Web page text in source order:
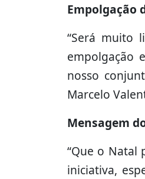
Empolgação
“Será muito
empolgação
nosso
Marcelo
Mensagem
“Que o Natal
iniciativa,